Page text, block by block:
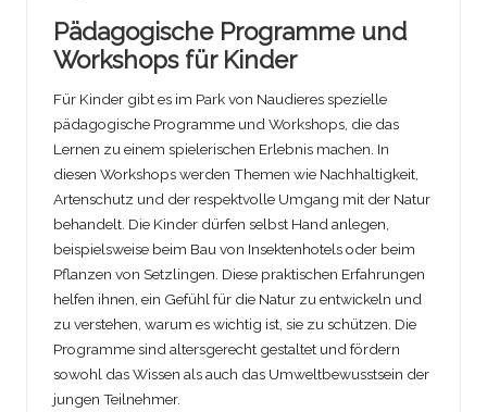
Pädagogische Programme und
Workshops für Kinder
Für Kinder gibt es im Park von Naudieres spezielle
pädagogische Programme und Workshops, die das
Lernen zu einem spielerischen Erlebnis machen. In
diesen Workshops werden Themen wie Nachhaltigkeit,
Artenschutz und der respektvolle Umgang mit der Natur
behandelt. Die Kinder dürfen selbst Hand anlegen,
beispielsweise beim Bau von Insektenhotels oder beim
Pflanzen von Setzlingen. Diese praktischen Erfahrungen
helfen ihnen, ein Gefühl für die Natur zu entwickeln und
zu verstehen, warum es wichtig ist, sie zu schützen. Die
Programme sind altersgerecht gestaltet und fördern
sowohl das Wissen als auch das Umweltbewusstsein der
jungen Teilnehmer.